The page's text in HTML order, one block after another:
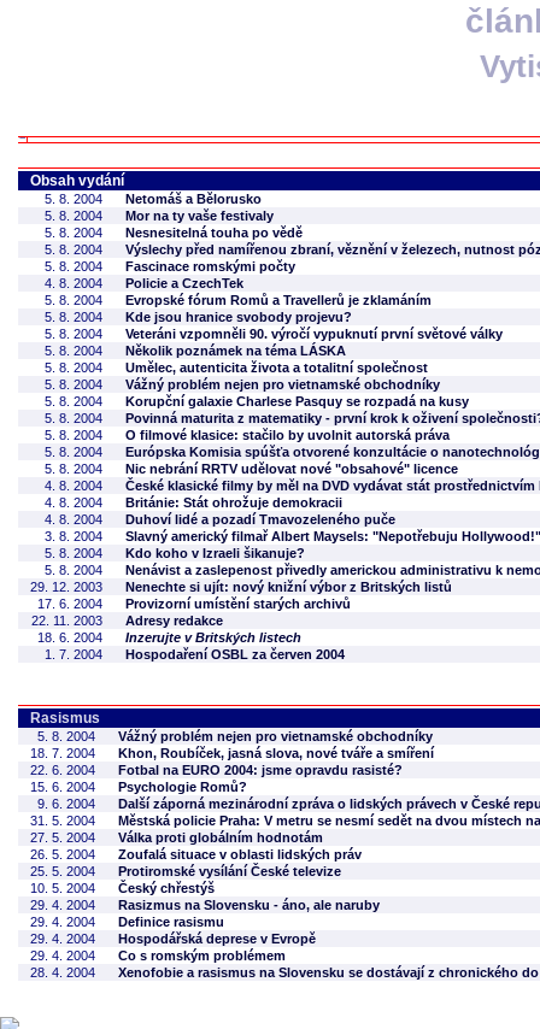
Obsah vydání
5. 8. 2004
Netomáš a Bělorusko
5. 8. 2004
Mor na ty vaše festivaly
5. 8. 2004
Nesnesitelná touha po vědě
5. 8. 2004
Výslechy před namířenou zbraní, věznění v železech, nutnost
5. 8. 2004
Fascinace romskými počty
4. 8. 2004
Policie a CzechTek
5. 8. 2004
Evropské fórum Romů a Travellerů je zklamáním
5. 8. 2004
Kde jsou hranice svobody projevu?
5. 8. 2004
Veteráni vzpomněli 90. výročí vypuknutí první světové války
5. 8. 2004
Několik poznámek na téma LÁSKA
5. 8. 2004
Umělec, autenticita života a totalitní společnost
5. 8. 2004
Vážný problém nejen pro vietnamské obchodníky
5. 8. 2004
Korupční galaxie Charlese Pasquy se rozpadá na kusy
5. 8. 2004
Povinná maturita z matematiky - první krok k oživení
5. 8. 2004
O filmové klasice: stačilo by uvolnit autorská práva
5. 8. 2004
Európska Komisia spúšťa otvorené konzultácie o
5. 8. 2004
Nic nebrání RRTV udělovat nové "obsahové" licence
4. 8. 2004
České klasické filmy by měl na DVD vydávat stát
4. 8. 2004
Británie: Stát ohrožuje demokracii
4. 8. 2004
Duhoví lidé a pozadí Tmavozeleného puče
3. 8. 2004
Slavný americký filmař Albert Maysels: "Nepotřebuju Hollywood!"
5. 8. 2004
Kdo koho v Izraeli šikanuje?
5. 8. 2004
Nenávist a zaslepenost přivedly americkou administrativu k
29. 12. 2003
Nenechte si ujít: nový knižní výbor z Britských listů
17. 6. 2004
Provizorní umístění starých archivů
22. 11. 2003
Adresy redakce
18. 6. 2004
Inzerujte v Britských listech
1. 7. 2004
Hospodaření OSBL za červen 2004
Rasismus
5. 8. 2004
Vážný problém nejen pro vietnamské obchodníky
18. 7. 2004
Khon, Roubíček, jasná slova, nové tváře a smíření
22. 6. 2004
Fotbal na EURO 2004: jsme opravdu rasisté?
15. 6. 2004
Psychologie Romů?
9. 6. 2004
Další záporná mezinárodní zpráva o lidských právech v České
31. 5. 2004
Městská policie Praha: V metru se nesmí sedět na dvou místech
27. 5. 2004
Válka proti globálním hodnotám
26. 5. 2004
Zoufalá situace v oblasti lidských práv
25. 5. 2004
Protiromské vysílání České televize
10. 5. 2004
Český chřestýš
29. 4. 2004
Rasizmus na Slovensku - áno, ale naruby
29. 4. 2004
Definice rasismu
29. 4. 2004
Hospodářská deprese v Evropě
29. 4. 2004
Co s romským problémem
28. 4. 2004
Xenofobie a rasismus na Slovensku se dostávají z chronického